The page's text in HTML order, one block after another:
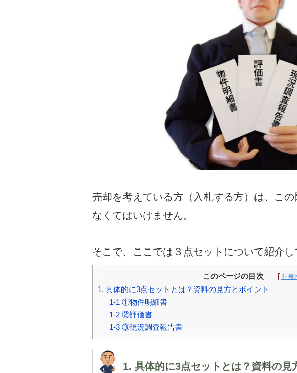
売却を考えている方（入札する方）は、こ
なくてはいけません。
そこで、ここでは３点セットについて紹介し
このページの目次
1. 具体的に3点セットとは？資料の見方とポイント
1-1 ①物件明細書
1-2 ②評価書
1-3 ③現況調査報告書
1. 具体的に3点セットとは？資料の見